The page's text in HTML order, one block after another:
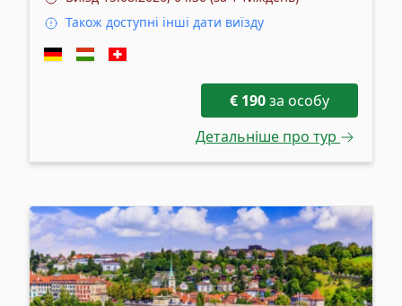
Також доступні інші дати виїзду
€ 190за особу
Детальніше про тур